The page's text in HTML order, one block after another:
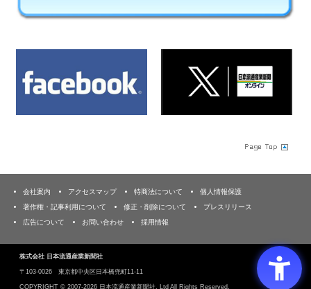
会社案内 アクセスマップ 特商法について
個人情報保護
著作権・記事利用について
修正・削除について
プレスリリース
広告について
お問い合わせ 採用情報
株式会社 日本流通産業新聞社
〒103‐0026 東京都中央区日本橋兜町11-11
COPYRIGHT © 2007-2026 日本流通産業新聞社, Ltd All Rights Reserved.